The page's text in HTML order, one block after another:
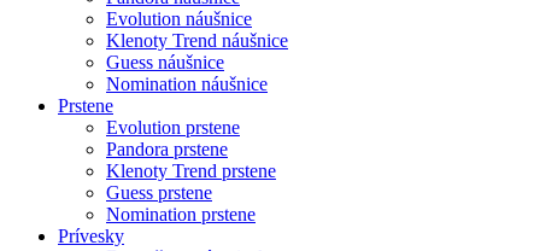
Evolution náušnice
Klenoty Trend náušnice
Guess náušnice
Nomination náušnice
Prstene
Evolution prstene
Pandora prstene
Klenoty Trend prstene
Guess prstene
Nomination prstene
Prívesky